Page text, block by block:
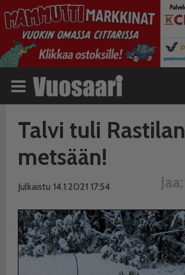
Talvi tuli Rastilan
metsään!
Jaa:
Julkaistu 14.1.2021 17:54